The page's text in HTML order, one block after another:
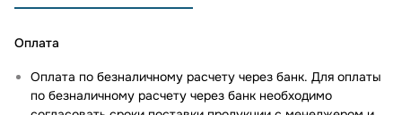
Оплата
Оплата по безналичному расчету через банк. Для оплаты
по безналичному расчету через банк необходимо